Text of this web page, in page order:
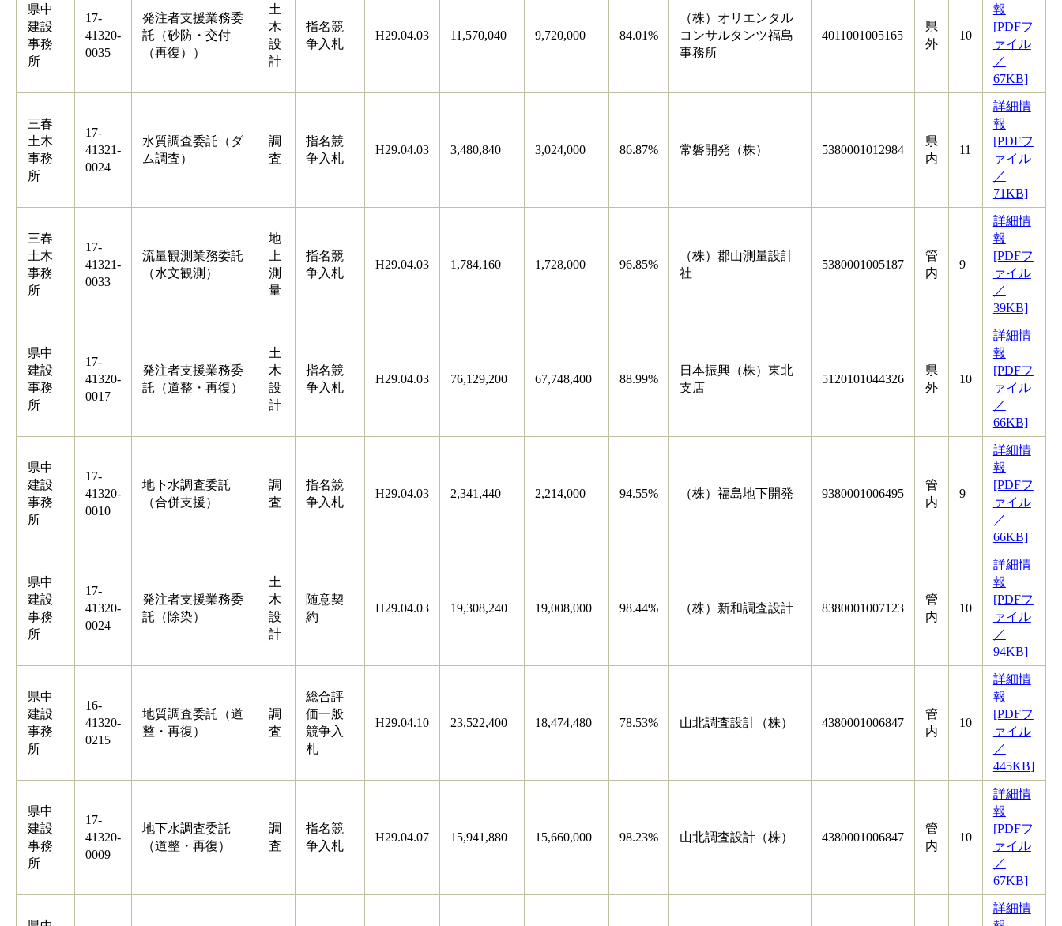
県中
建設
事務
所
17-
41320-
0035
発注者支援業務委
託（砂防・交付
（再復））
土
木
設
計
指名競
争入札
H29.04.03 11,570,040 9,720,000 84.01%
（株）オリエンタル
コンサルタンツ福島
事務所
4011001005165
県
外
10
報
[PDFフ
ァイル
／
67KB]
三春
土木
事務
所
17-
41321-
0024
水質調査委託（ダ
ム調査）
調
査
指名競
争入札
H29.04.03 3,480,840 3,024,000 86.87% 常磐開発（株） 5380001012984
県
内
11
詳細情
報
[PDFフ
ァイル
／
71KB]
三春
土木
事務
所
17-
41321-
0033
流量観測業務委託
（水文観測）
地
上
測
量
指名競
争入札
H29.04.03 1,784,160 1,728,000 96.85%
（株）郡山測量設計
社
5380001005187
管
内
9
詳細情
報
[PDFフ
ァイル
／
39KB]
県中
建設
事務
所
17-
41320-
0017
発注者支援業務委
託（道整・再復）
土
木
設
計
指名競
争入札
H29.04.03 76,129,200 67,748,400 88.99%
日本振興（株）東北
支店
5120101044326
県
外
10
詳細情
報
[PDFフ
ァイル
／
66KB]
県中
建設
事務
所
17-
41320-
0010
地下水調査委託
（合併支援）
調
査
指名競
争入札
H29.04.03 2,341,440 2,214,000 94.55% （株）福島地下開発 9380001006495
管
内
9
詳細情
報
[PDFフ
ァイル
／
66KB]
県中
建設
事務
所
17-
41320-
0024
発注者支援業務委
託（除染）
土
木
設
計
随意契
約
H29.04.03 19,308,240 19,008,000 98.44% （株）新和調査設計 8380001007123
管
内
10
詳細情
報
[PDFフ
ァイル
／
94KB]
県中
建設
事務
所
16-
41320-
0215
地質調査委託（道
整・再復）
調
査
総合評
価一般
競争入
札
H29.04.10 23,522,400 18,474,480 78.53% 山北調査設計（株） 4380001006847
管
内
10
詳細情
報
[PDFフ
ァイル
／
445KB]
県中
建設
事務
所
17-
41320-
0009
地下水調査委託
（道整・再復）
調
査
指名競
争入札
H29.04.07 15,941,880 15,660,000 98.23% 山北調査設計（株） 4380001006847
管
内
10
詳細情
報
[PDFフ
ァイル
／
67KB]
詳細情